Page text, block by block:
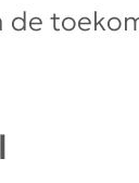
de